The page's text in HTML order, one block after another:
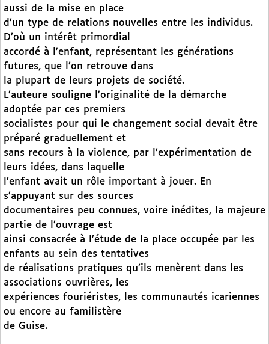
aussi de la mise en place
d’un type de relations nouvelles entre les individus.
D’où un intérêt primordial
accordé à l’enfant, représentant les générations
futures, que l’on retrouve dans
la plupart de leurs projets de société.
L’auteure souligne l’originalité de la démarche
adoptée par ces premiers
socialistes pour qui le changement social devait être
préparé graduellement et
sans recours à la violence, par l’expérimentation de
leurs idées, dans laquelle
l’enfant avait un rôle important à jouer. En
s’appuyant sur des sources
documentaires peu connues, voire inédites, la majeure
partie de l’ouvrage est
ainsi consacrée à l’étude de la place occupée par les
enfants au sein des tentatives
de réalisations pratiques qu’ils menèrent dans les
associations ouvrières, les
expériences fouriéristes, les communautés icariennes
ou encore au familistère
de Guise.